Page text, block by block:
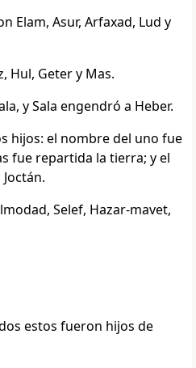
Elam, Asur, Arfaxad, Lud y
Hul, Geter y Mas.
y Sala engendró a Heber.
hijos: el nombre del uno fue
fue repartida la tierra; y el
Selef, Hazar-mavet,
estos fueron hijos de